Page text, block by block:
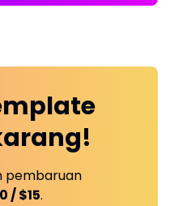
pembaruan
/ $15.